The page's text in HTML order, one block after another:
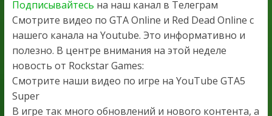
Подписывайтесь на наш канал в Телеграм
Смотрите видео по GTA Online и Red Dead Online с
нашего канала на Youtube. Это информативно и
полезно. В центре внимания на этой неделе
новость от Rockstar Games:
Смотрите наши видео по игре на YouTube GTA5
Super
В игре так много обновлений и нового контента, а